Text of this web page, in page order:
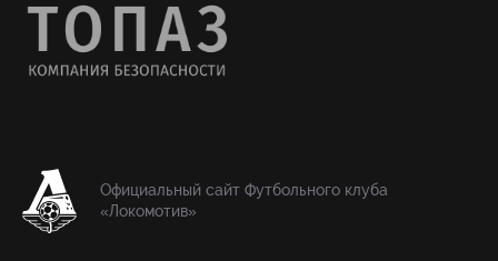
Официальный сайт Футбольного клуба
«Локомотив»